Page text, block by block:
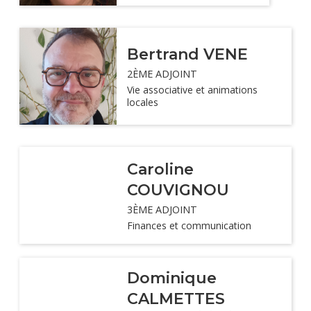
Bertrand VENE
2ÈME ADJOINT
Vie associative et animations
locales
Caroline
COUVIGNOU
3ÈME ADJOINT
Finances et communication
Dominique
CALMETTES